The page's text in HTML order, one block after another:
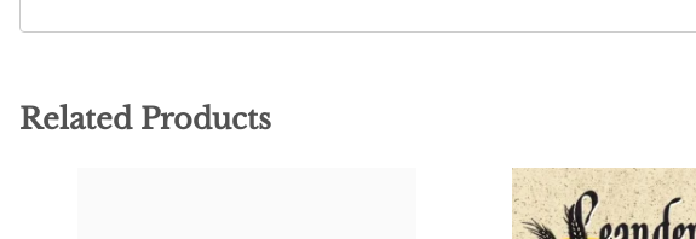
Related Products